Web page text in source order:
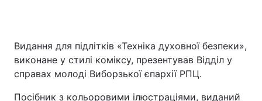
Видання для підлітків «Техніка духовної безпеки»,
виконане у стилі коміксу, презентував Відділ у
справах молоді Виборзької єпархії РПЦ.
Посібник з кольоровими ілюстраціями, виданий